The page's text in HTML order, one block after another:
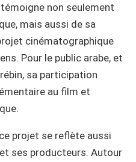
témoigne non seulement
mais aussi de sa
cinématographique
Pour le public arabe, et
sa participation
au film et
projet se reflète aussi
ses producteurs. Autour